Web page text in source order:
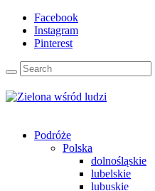
Facebook
Instagram
Pinterest
Podróże
Polska
dolnośląskie
lubelskie
lubuskie